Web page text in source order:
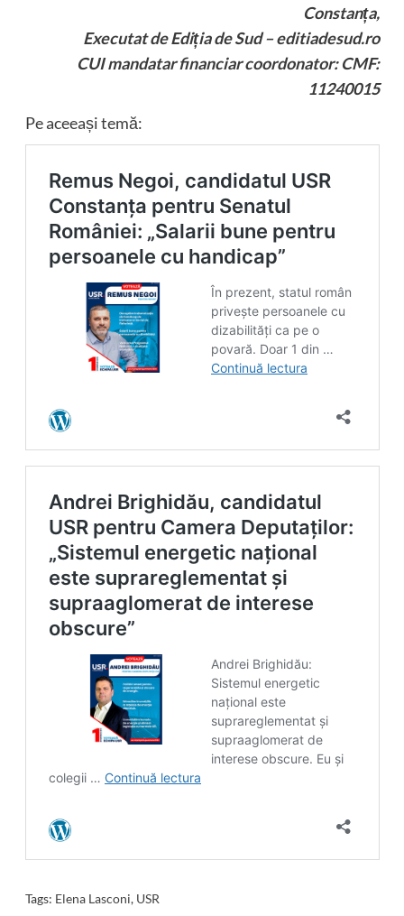
Constanța,
Executat de Ediția de Sud – editiadesud.ro
CUI mandatar financiar coordonator: CMF:
11240015
Pe aceeași temă:
Tags: Elena Lasconi, USR